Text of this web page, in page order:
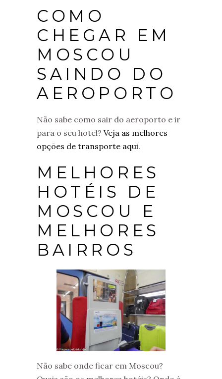
COMO
CHEGAR EM
MOSCOU
SAINDO DO
AEROPORTO
Não sabe como sair do aeroporto e ir
para o seu hotel? Veja as melhores
opções de transporte aqui.
MELHORES
HOTÉIS DE
MOSCOU E
MELHORES
BAIRROS
Não sabe onde ficar em Moscou?